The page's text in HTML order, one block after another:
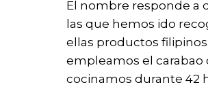
El nombre responde a
las que hemos ido
ellas productos
empleamos el carabao
cocinamos durante 42